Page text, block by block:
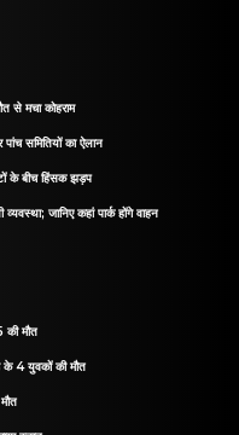
से मचा कोहराम
समितियों का ऐलान
के बीच हिंसक झड़प
जानिए कहां पार्क होंगे वाहन
की मौत
के 4 युवकों की मौत